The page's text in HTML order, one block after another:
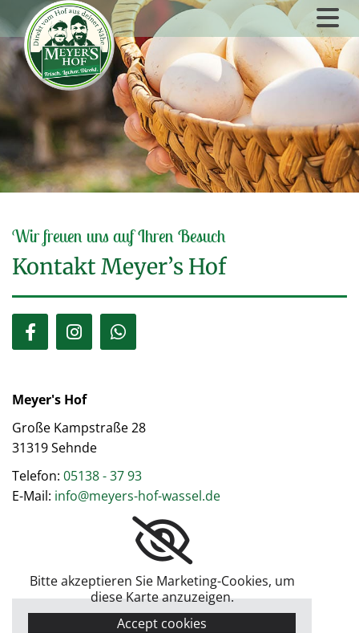
Zum Inhalt springen
Wir freuen uns auf Ihren Besuch
Kontakt Meyer’s Hof
Meyer's Hof
Große Kampstraße 28
31319 Sehnde
Telefon: 05138 - 37 93
E-Mail: info@meyers-hof-wassel.de
Bitte akzeptieren Sie Marketing-Cookies, um
diese Karte anzuzeigen.
Accept cookies